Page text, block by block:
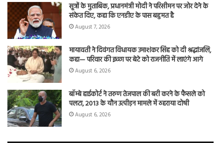
सूत्रों के मुताबिक, प्रधानमंत्री मोदी ने परिसीमन पर जोर देने के
संकेत दिए, कहा कि एनडीए के पास बहुमत है
August 7, 2026
मायावती ने दिवंगत विधायक उमाशंकर सिंह को दी श्रद्धांजलि,
कहा— परिवार की इच्छा पर बेटे को राजनीति में लाएंगे आगे
August 6, 2026
बॉम्बे हाईकोर्ट ने तरुण तेजपाल की बरी करने के फैसले को
पलटा, 2013 के यौन उत्पीड़न मामले में ठहराया दोषी
August 6, 2026